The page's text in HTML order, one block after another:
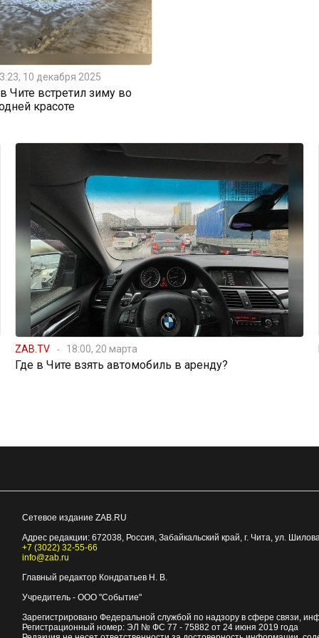
10 декабря 2025
встретил зиму во
красоте
ZAB.TV 18:00, 20 марта
Где в Чите взять автомобиль в аренду?
Сетевое издание ZAB.RU
Адрес редакции: 672038, Россия, Забайкальский край, г. Чита, ул.
+7 (3022) 32-55-66
info@zab.ru
Главный редактор Кондратьев Н. В.
Учредитель - ООО "Событие"
Зарегистрировано Федеральной службой по надзору в сфере связи,
Регистрационный номер: ЭЛ № ФС 77 - 75882 от 24 июня 2019 года